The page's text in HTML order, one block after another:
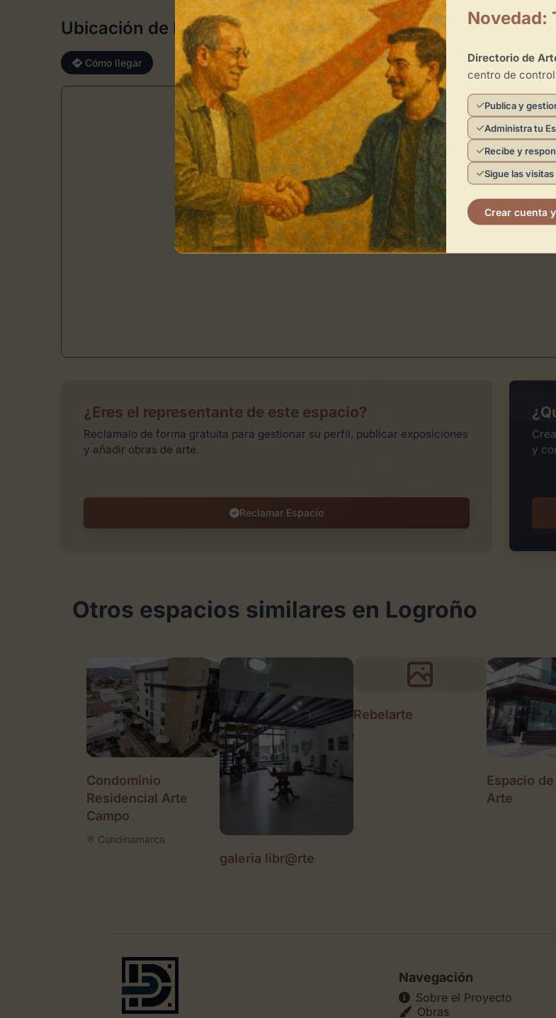
Ubicación de Mitsou Art Shop & Studio
Cómo llegar
¿Eres el representante de este espacio?
Reclámalo de forma gratuita para gestionar su perfil, publicar exposiciones
y añadir obras de arte.
Reclamar Espacio
y
Otros espacios similares en Logroño
Condominio
Residencial Arte
Campo
Cundinamarca
galeria libr@rte
Rebelarte
Espacio
Arte
Navegación
Sobre el Proyecto
Obras
Novedad:
Directorio de
centro de
Publica y
Administra tu
Recibe y
Sigue las
Crear cuenta